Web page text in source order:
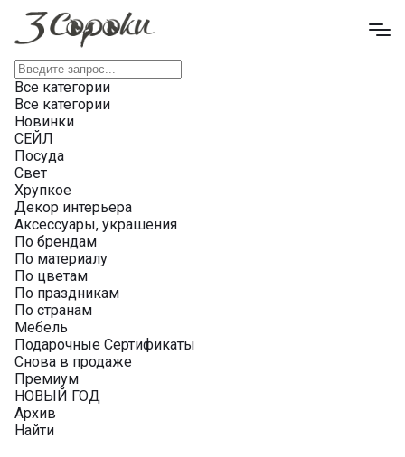
Все категории
Все категории
Новинки
СЕЙЛ
Посуда
Свет
Хрупкое
Декор интерьера
Аксессуары, украшения
По брендам
По материалу
По цветам
По праздникам
По странам
Мебель
Подарочные Сертификаты
Снова в продаже
Премиум
НОВЫЙ ГОД
Архив
Найти